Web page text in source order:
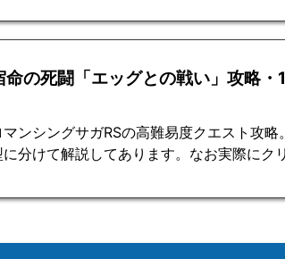
命の死闘「エッグとの戦い」攻略・
マンシングサガRSの高難易度クエスト攻
に分けて解説してあります。なお実際にク